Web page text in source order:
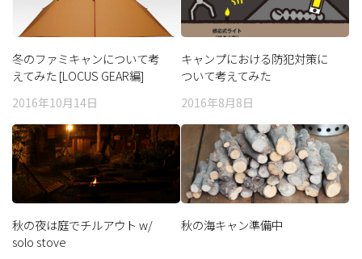
冬のファミキャンについて考
えてみた [LOCUS GEAR編]
2016年10月14日
キャンプにおける防犯対策に
ついて考えてみた
2016年8月8日
秋の夜は庭でチルアウト w/
solo stove
秋の海キャン準備中